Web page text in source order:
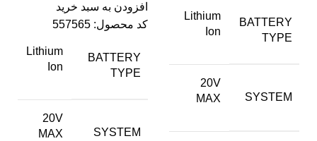
BATTERY
TYPE
Lithium
Ion
SYSTEM
20V
MAX
افزودن به سبد خرید
کد محصول: 557565
BATTERY
TYPE
Lithium
Ion
SYSTEM
20V
MAX